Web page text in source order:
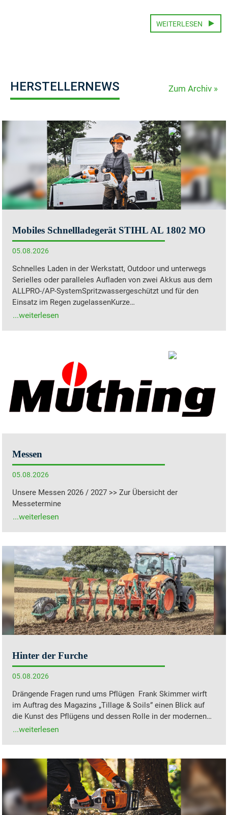
WEITERLESEN
HERSTELLERNEWS
05.08.2026
Mobiles Schnellladegerät STIHL AL 1802 MO
Schnelles Laden in der Werkstatt, Outdoor und unterwegs
Serielles oder paralleles Aufladen von zwei Akkus aus dem
ALLPRO-/AP-SystemSpritzwassergeschützt und für den
Einsatz im Regen zugelassenKurze…
05.08.2026
Messen
Unsere Messen 2026 / 2027 >> Zur Übersicht der
Messetermine
05.08.2026
Hinter der Furche
Drängende Fragen rund ums Pflügen Frank Skimmer wirft
im Auftrag des Magazins „Tillage & Soils” einen Blick auf
die Kunst des Pflügens und dessen Rolle in der modernen…
Zum Archiv »